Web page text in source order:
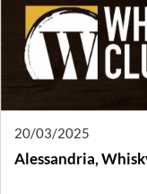
29/03/2025
Costigliole d'Asti,
Sarà dedicata alle
degustazione in
presso il caseificio